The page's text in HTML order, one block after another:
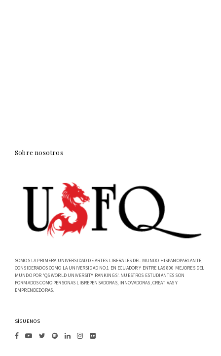
Sobre nosotros
SOMOS LA PRIMERA UNIVERSIDAD DE ARTES LIBERALES DEL MUNDO HISPANOPARLANTE,
CONSIDERADOS COMO LA UNIVERSIDAD NO.1 EN ECUADOR Y ENTRE LAS 800 MEJORES DEL
MUNDO POR 'QS WORLD UNIVERSITY RANKINGS'. NUESTROS ESTUDIANTES SON
FORMADOS COMO PERSONAS LIBREPENSADORAS, INNOVADORAS, CREATIVAS Y
EMPRENDEDORAS.
SÍGUENOS